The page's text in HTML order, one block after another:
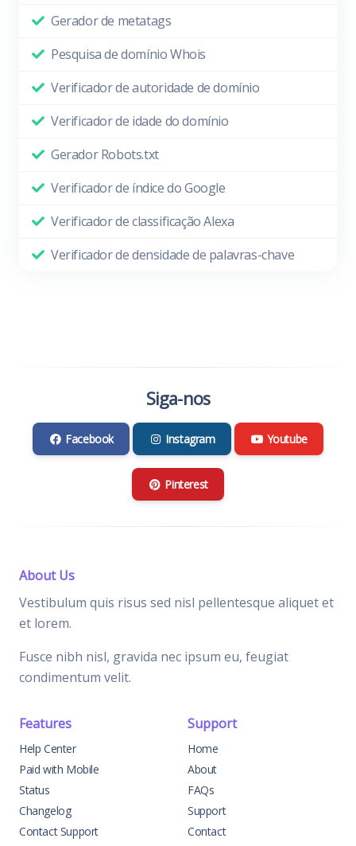
Gerador de metatags
Pesquisa de domínio Whois
Verificador de autoridade de domínio
Verificador de idade do domínio
Gerador Robots.txt
Verificador de índice do Google
Verificador de classificação Alexa
Verificador de densidade de palavras-chave
Siga-nos
Facebook Instagram Youtube
Pinterest
About Us
Vestibulum quis risus sed nisl pellentesque aliquet et
et lorem.
Fusce nibh nisl, gravida nec ipsum eu, feugiat
condimentum velit.
Features
Help Center
Paid with Mobile
Status
Changelog
Contact Support
Support
Home
About
FAQs
Support
Contact